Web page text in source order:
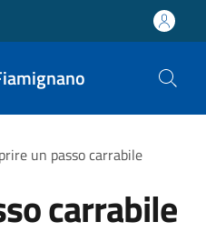
un passo carrabile
carrabile